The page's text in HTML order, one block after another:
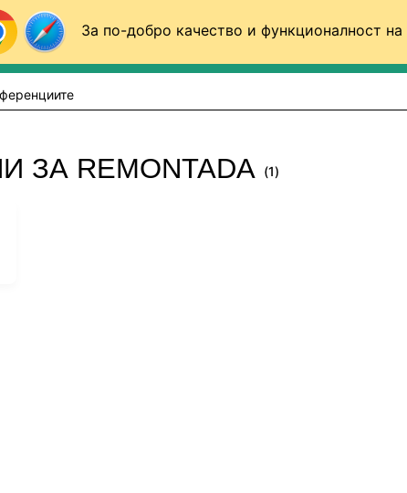
За по-добро качество и функционалност
ФУТБОЛ (БГ)
REMONTADA (1)